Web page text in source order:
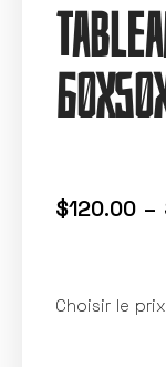
$120.00 –
Choisir le